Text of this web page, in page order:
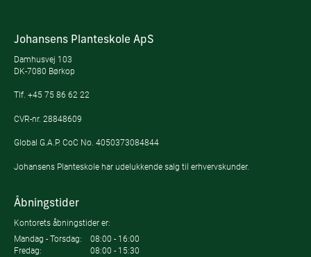
Johansens Planteskole ApS
Damhusvej 103
DK-7080 Børkop
Tlf. +45 75 86 62 22
CVR-nr. 28848609
Global G.A.P. CoC No. 4050373084844
Johansens Planteskole har udelukkende salg til erhvervskunder.
Åbningstider
Kontorets åbningstider er:
Mandag - Torsdag:
08:00 - 16:00
Fredag:
08:00 - 15:30